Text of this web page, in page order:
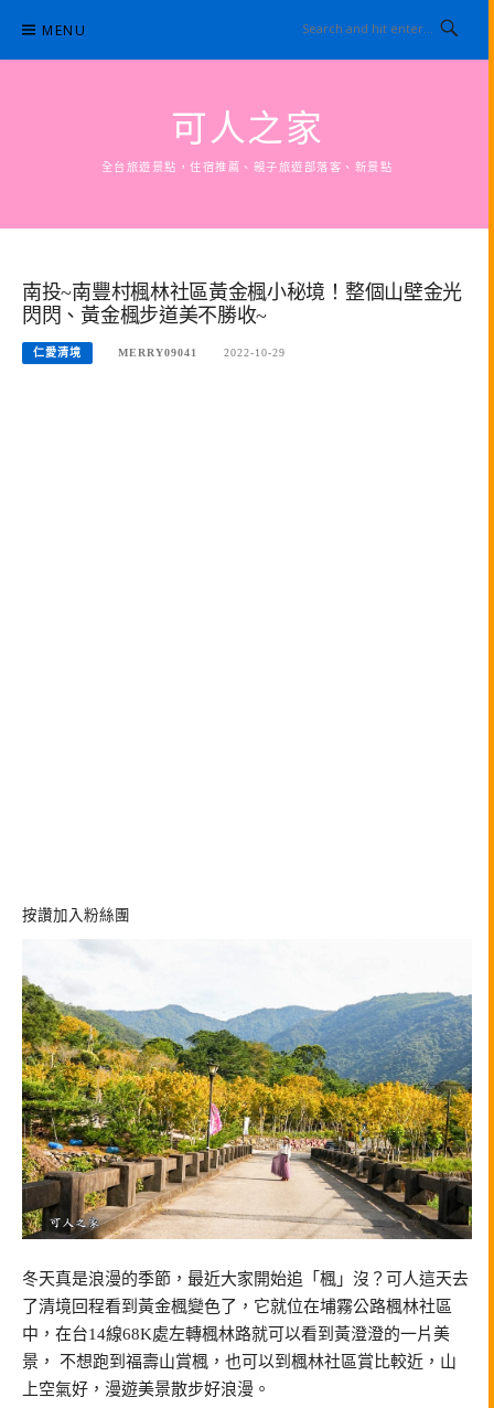
content
MENU
可人之家
全台旅遊景點，住宿推薦、親子旅遊部落客、新景點
南投~南豐村楓林社區黃金楓小秘境！整個山壁金光
閃閃、黃金楓步道美不勝收~
仁愛清境 MERRY09041 2022-10-29
按讚加入粉絲團
冬天真是浪漫的季節，最近大家開始追「楓」沒？可人這天去
了清境回程看到黃金楓變色了，它就位在埔霧公路楓林社區
中，在台14線68K處左轉楓林路就可以看到黃澄澄的一片美
景， 不想跑到福壽山賞楓，也可以到楓林社區賞比較近，山
上空氣好，漫遊美景散步好浪漫。